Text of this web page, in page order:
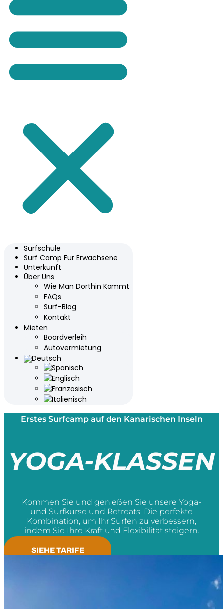
Surfschule
Surf Camp Für Erwachsene
Unterkunft
Über Uns
Wie Man Dorthin Kommt
FAQs
Surf-Blog
Kontakt
Mieten
Boardverleih
Autovermietung
Erstes Surfcamp auf den Kanarischen Inseln
YOGA-KLASSEN
Kommen Sie und genießen Sie unsere Yoga-
und Surfkurse und Retreats. Die perfekte
Kombination, um Ihr Surfen zu verbessern,
indem Sie Ihre Kraft und Flexibilität steigern.
SIEHE TARIFE